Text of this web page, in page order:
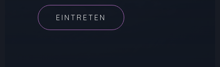
EINTRETEN